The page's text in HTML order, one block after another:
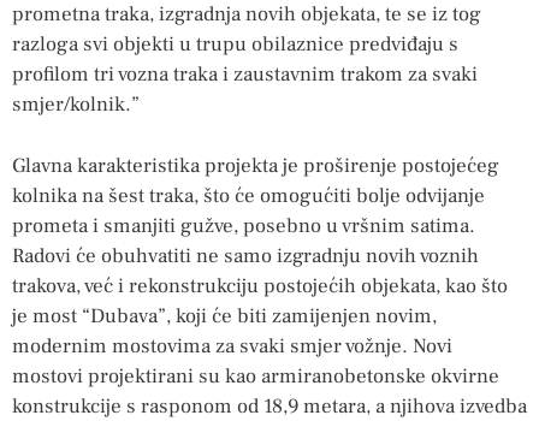
prometna traka, izgradnja novih objekata, te se iz tog
razloga svi objekti u trupu obilaznice predviđaju s
profilom tri vozna traka i zaustavnim trakom za svaki
smjer/kolnik.”
Glavna karakteristika projekta je proširenje postojećeg
kolnika na šest traka, što će omogućiti bolje odvijanje
prometa i smanjiti gužve, posebno u vršnim satima.
Radovi će obuhvatiti ne samo izgradnju novih voznih
trakova, već i rekonstrukciju postojećih objekata, kao što
je most “Dubava”, koji će biti zamijenjen novim,
modernim mostovima za svaki smjer vožnje. Novi
mostovi projektirani su kao armiranobetonske okvirne
konstrukcije s rasponom od 18,9 metara, a njihova izvedba